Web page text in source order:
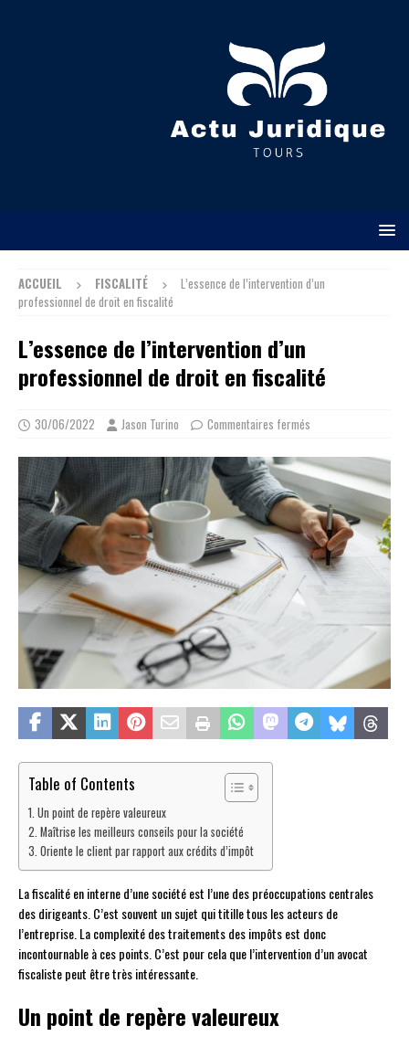
ACCUEIL FISCALITÉ
L’essence de l’intervention d’un
professionnel de droit en fiscalité
L’essence de l’intervention d’un
professionnel de droit en fiscalité
30/06/2022 Jason Turino Commentaires fermés
Table of Contents
Un point de repère valeureux
Maîtrise les meilleurs conseils pour la société
Oriente le client par rapport aux crédits d’impôt
La fiscalité en interne d’une société est l’une des préoccupations centrales
des dirigeants. C’est souvent un sujet qui titille tous les acteurs de
l’entreprise. La complexité des traitements des impôts est donc
incontournable à ces points. C’est pour cela que l’intervention d’un avocat
fiscaliste peut être très intéressante.
Un point de repère valeureux